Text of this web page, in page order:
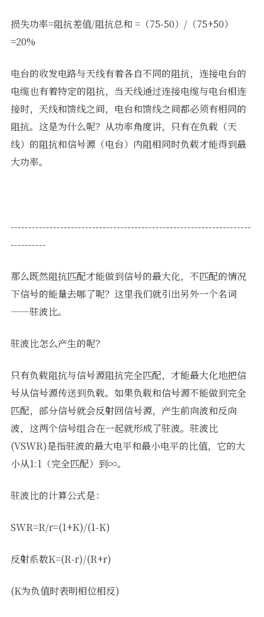
损失功率=阻抗差值/阻抗总和 =（75-50）/（75+50）
=20%
电台的收发电路与天线有着各自不同的阻抗，连接电台的
电缆也有着特定的阻抗，当天线通过连接电缆与电台相连
接时，天线和馈线之间，电台和馈线之间都必须有相同的
阻抗。这是为什么呢？从功率角度讲，只有在负载（天
线）的阻抗和信号源（电台）内阻相同时负载才能得到最
大功率。
--------------------------------------------------------------------
----------
那么既然阻抗匹配才能做到信号的最大化，不匹配的情况
下信号的能量去哪了呢？这里我们就引出另外一个名词
——驻波比。
驻波比怎么产生的呢？
只有负载阻抗与信号源阻抗完全匹配，才能最大化地把信
号从信号源传送到负载。如果负载和信号源不能做到完全
匹配，部分信号就会反射回信号源，产生前向波和反向
波，这两个信号组合在一起就形成了驻波。驻波比
(VSWR)是指驻波的最大电平和最小电平的比值，它的大
小从1:1（完全匹配）到∞。
驻波比的计算公式是：
SWR=R/r=(1+K)/(1-K)
反射系数K=(R-r)/(R+r)
(K为负值时表明相位相反)